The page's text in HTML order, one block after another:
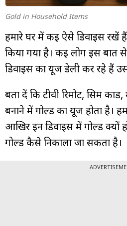
Gold in Household Items
हमारे घर में कई ऐसे डिवाइस रखें
किया गया है। कई लोग इस बात
डिवाइस का यूज डेली कर रहे हैं
बता दें कि टीवी रिमोट, सिम
बनाने में गोल्ड का यूज होता है।
आखिर इन डिवाइस में गोल्ड क्यों
गोल्ड कैसे निकाला जा सकता है।